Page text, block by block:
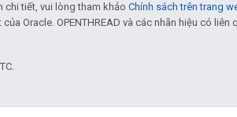
chi tiết, vui lòng tham khảo Chính sách trên trang
Oracle. OPENTHREAD và các nhãn hiệu có